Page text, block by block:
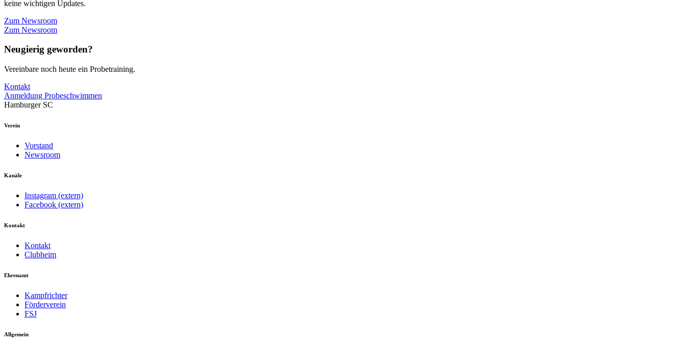
keine wichtigen Updates.
Zum Newsroom
Zum Newsroom
Neugierig geworden?
Vereinbare noch heute ein Probetraining.
Kontakt
Anmeldung Probeschwimmen
Hamburger SC
Verein
Vorstand
Newsroom
Kanäle
Instagram (extern)
Facebook (extern)
Kontakt
Kontakt
Clubheim
Ehrenamt
Kampfrichter
Förderverein
FSJ
Allgemein